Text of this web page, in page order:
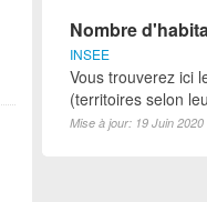
Nombre
INSEE
Vous trouverez ici
(territoires selon
Mise à jour: 19 Juin 2020